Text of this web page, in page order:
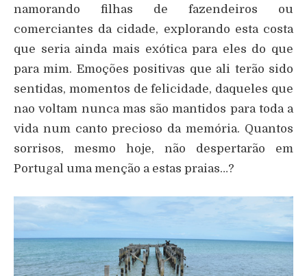
namorando filhas de fazendeiros ou
comerciantes da cidade, explorando esta costa
que seria ainda mais exótica para eles do que
para mim. Emoções positivas que ali terão sido
sentidas, momentos de felicidade, daqueles que
nao voltam nunca mas são mantidos para toda a
vida num canto precioso da memória. Quantos
sorrisos, mesmo hoje, não despertarão em
Portugal uma menção a estas praias…?